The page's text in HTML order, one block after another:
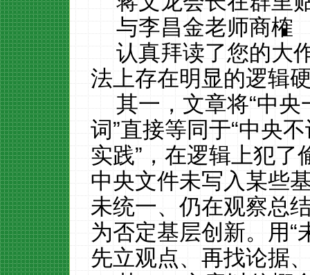
与李昌金老师商榷
认真拜读了您的大
法上存在明显的逻辑
其一，文章将“中
词”直接等同于“中央
实践”，在逻辑上犯了
中央文件未写入某些
未统一、仍在观察总
为否定基层创新。用“
先立观点、再找论据